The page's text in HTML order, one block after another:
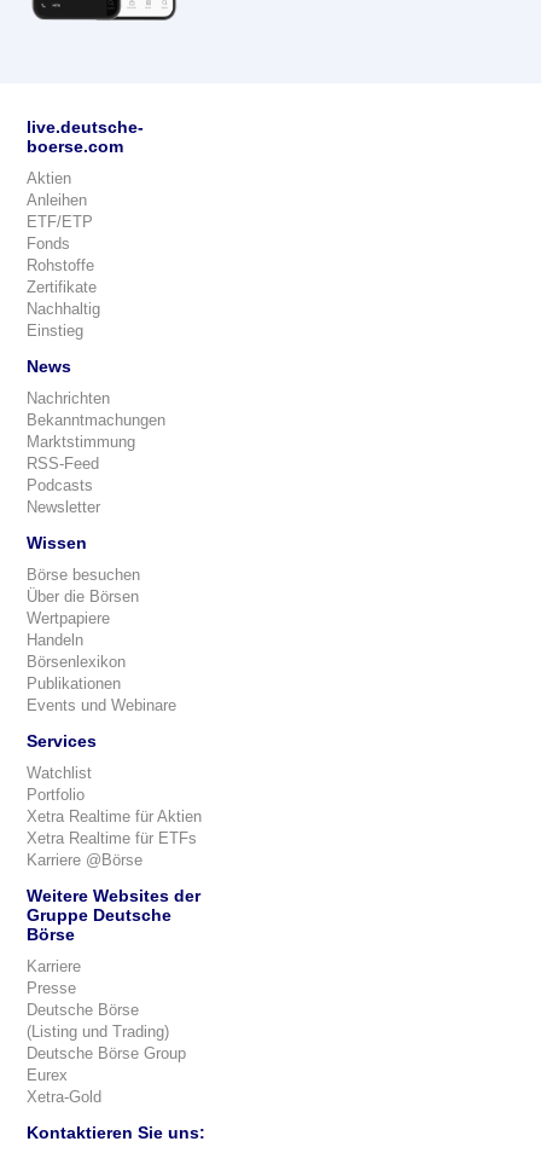
live.deutsche-
boerse.com
Aktien
Anleihen
ETF/ETP
Fonds
Rohstoffe
Zertifikate
Nachhaltig
Einstieg
News
Nachrichten
Bekanntmachungen
Marktstimmung
RSS-Feed
Podcasts
Newsletter
Wissen
Börse besuchen
Über die Börsen
Wertpapiere
Handeln
Börsenlexikon
Publikationen
Events und Webinare
Services
Watchlist
Portfolio
Xetra Realtime für Aktien
Xetra Realtime für ETFs
Karriere @Börse
Weitere Websites der
Gruppe Deutsche
Börse
Karriere
Presse
Deutsche Börse
(Listing und Trading)
Deutsche Börse Group
Eurex
Xetra-Gold
Kontaktieren Sie uns: